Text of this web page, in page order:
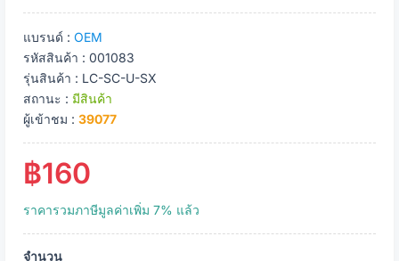
แบรนด์ : OEM
รหัสสินค้า : 001083
รุ่นสินค้า : LC-SC-U-SX
สถานะ : มีสินค้า
ผู้เข้าชม : 39077
฿160
ราคารวมภาษีมูลค่าเพิ่ม 7% แล้ว
จำนวน